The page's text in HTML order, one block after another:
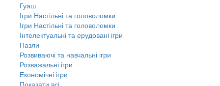
Гуаш
Ігри Настільні та головоломки
Ігри Настільні та головоломки
Інтелектуальні та ерудовані ігри
Пазли
Розвиваючі та навчальні ігри
Розважальні ігри
Економічні ігри